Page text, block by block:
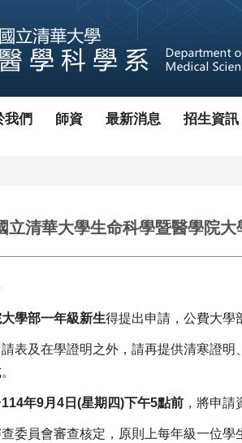
我們 師資 最新消息 招生資訊
立清華大學生命科學暨醫學院
學部一年級新生得提出申請， 公費大學
表及在學證明之外，請再提供清寒證明、
114年9月 4日 (星期四)下午5點前 ， 將申請
委員會審查核定，原則上每年級一位學